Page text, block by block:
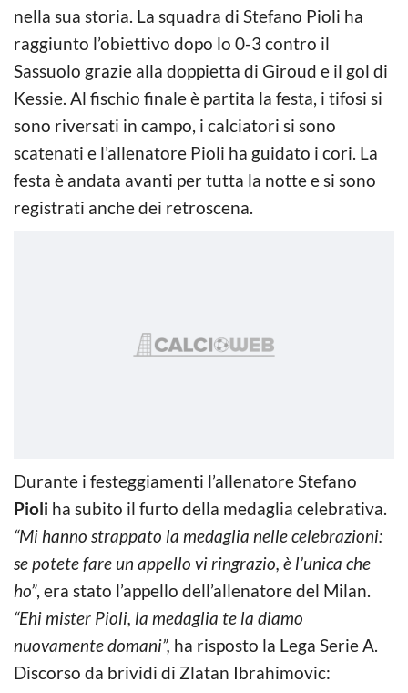
nella sua storia. La squadra di Stefano Pioli ha
raggiunto l’obiettivo dopo lo 0-3 contro il
Sassuolo grazie alla doppietta di Giroud e il gol di
Kessie. Al fischio finale è partita la festa, i tifosi si
sono riversati in campo, i calciatori si sono
scatenati e l’allenatore Pioli ha guidato i cori. La
festa è andata avanti per tutta la notte e si sono
registrati anche dei retroscena.
Durante i festeggiamenti l’allenatore Stefano
Pioli ha subito il furto della medaglia celebrativa.
“Mi hanno strappato la medaglia nelle celebrazioni:
se potete fare un appello vi ringrazio, è l’unica che
ho”, era stato l’appello dell’allenatore del Milan.
“Ehi mister Pioli, la medaglia te la diamo
nuovamente domani”, ha risposto la Lega Serie A.
Discorso da brividi di Zlatan Ibrahimovic: